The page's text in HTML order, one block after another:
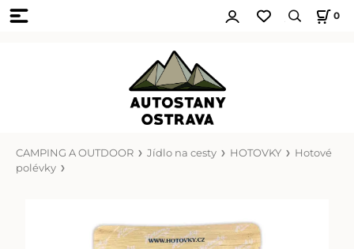
0
CAMPING A OUTDOOR Jídlo na cesty HOTOVKY
Hotové
polévky